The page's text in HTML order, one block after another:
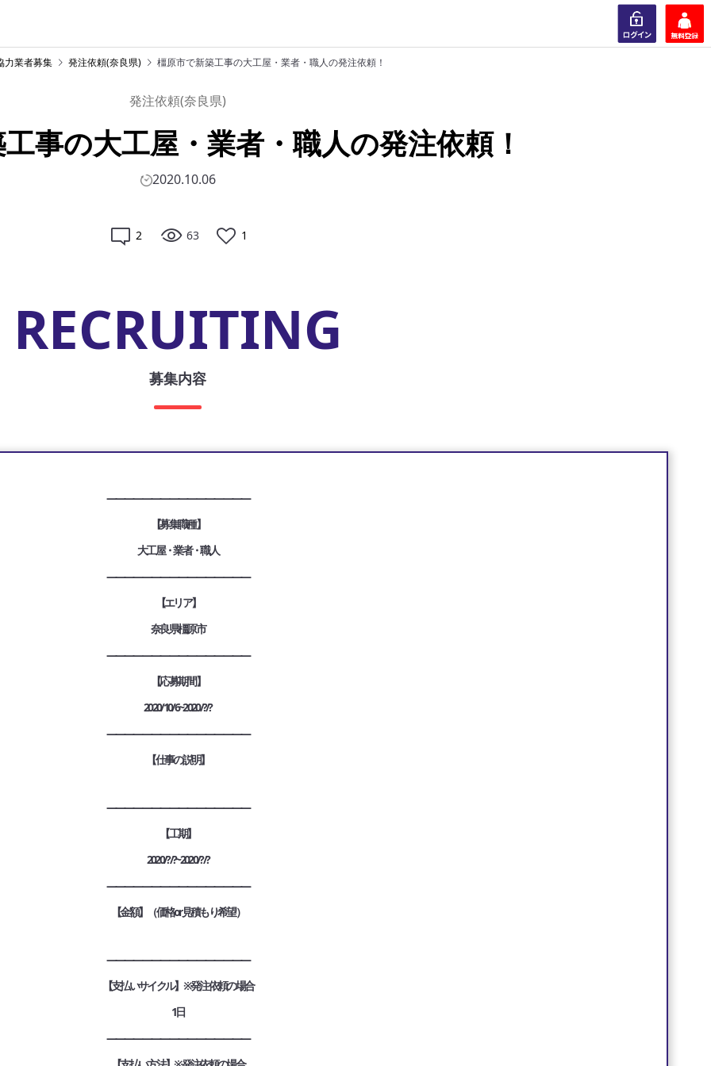
力業者募集 発注依頼(奈良県) 橿原市で新築工事の大工屋・業者・職人の発注依頼！
発注依頼(奈良県)
事の大工屋・業者・職人の発注依頼！
2020.10.06
2 63 1
RECRUITING
募集内容
————————————————
【募集職種】
大工屋・業者・職人
————————————————
【エリア】
奈良県橿原市
————————————————
【応募期間】
2020/10/6~2020/?/?
————————————————
【仕事の説明】
————————————————
【工期】
2020/?/?~2020/?/?
————————————————
【金額】（価格or見積もり希望）
————————————————
【支払いサイクル】※発注依頼の場合
1日
————————————————